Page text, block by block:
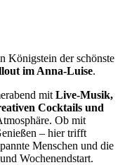
Königstein der schönste
im Anna-Luise.
mit Live-Musik,
Cocktails und
Ob mit
– hier trifft
Menschen und die
Wochenendstart.